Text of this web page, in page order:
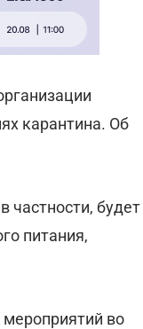
карантина. Об
частности, будет
питания,
во